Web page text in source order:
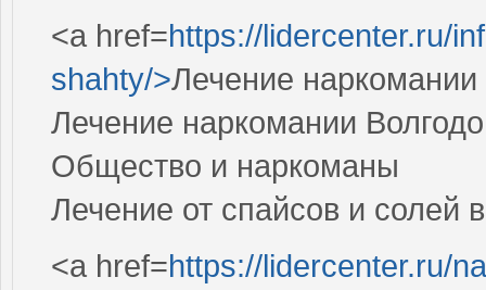
<a href=https://lidercenter.ru/
shahty/>Лечение
Лечение наркомании
Общество и наркоманы
Лечение от спайсов и солей
<a href=https://lidercenter.ru/